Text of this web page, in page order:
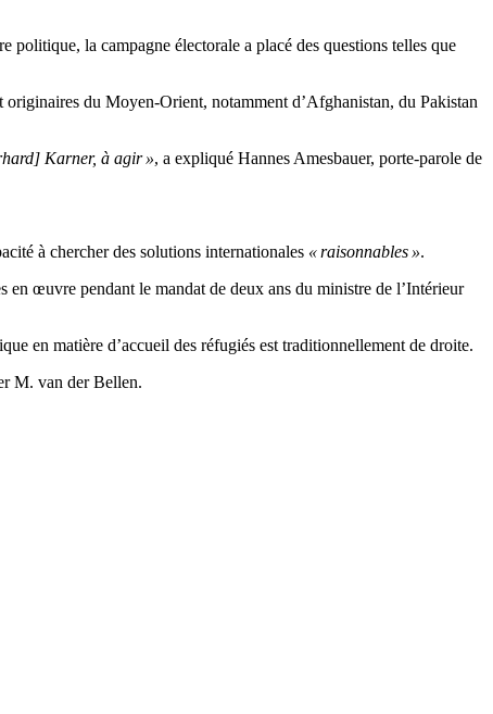
politique, la campagne électorale a placé des questions telles que
du Moyen-Orient, notamment d’Afghanistan, du Pakistan
Karner, à agir », a expliqué Hannes Amesbauer, porte-parole de
à chercher des solutions internationales « raisonnables ».
en œuvre pendant le mandat de deux ans du ministre de l’Intérieur
en matière d’accueil des réfugiés est traditionnellement de droite.
M. van der Bellen.